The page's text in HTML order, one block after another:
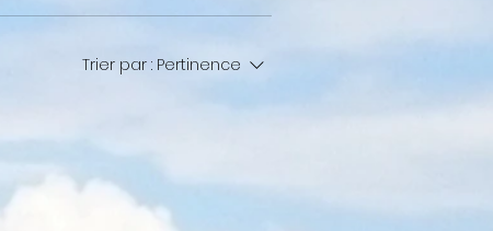
Trier par : Pertinence